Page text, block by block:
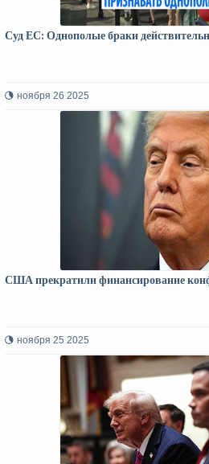
Суд ЕС: Однополые браки
ноября 26 2025
США прекратили финансирование
ноября 25 2025